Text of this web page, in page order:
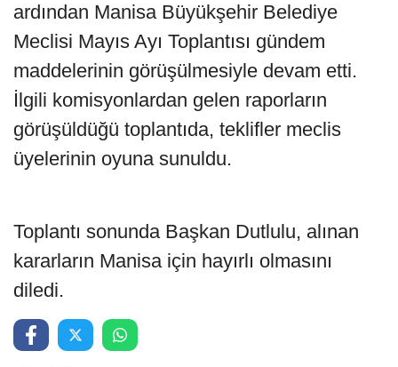
ardından Manisa Büyükşehir Belediye
Meclisi Mayıs Ayı Toplantısı gündem
maddelerinin görüşülmesiyle devam etti.
İlgili komisyonlardan gelen raporların
görüşüldüğü toplantıda, teklifler meclis
üyelerinin oyuna sunuldu.
Toplantı sonunda Başkan Dutlulu, alınan
kararların Manisa için hayırlı olmasını
diledi.